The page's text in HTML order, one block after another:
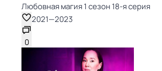
Любовная магия 1 сезон 18-я серия
2021—2023
0